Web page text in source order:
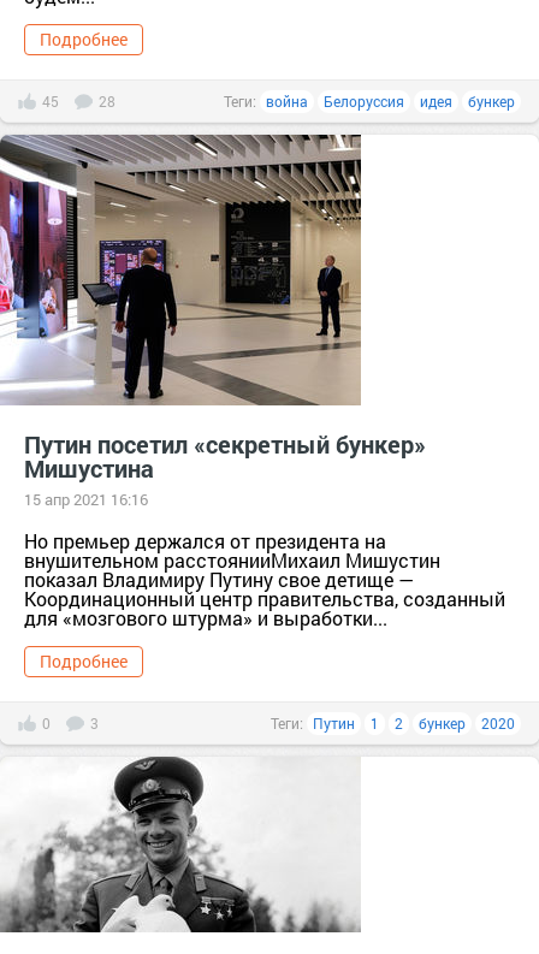
Подробнее
45 28 Теги: война Белоруссия идея бункер
Путин посетил «секретный бункер»
Мишустина
15 апр 2021 16:16
Но премьер держался от президента на
внушительном расстоянииМихаил Мишустин
показал Владимиру Путину свое детище —
Координационный центр правительства, созданный
для «мозгового штурма» и выработки...
Подробнее
0 3 Теги: Путин 1 2 бункер 2020